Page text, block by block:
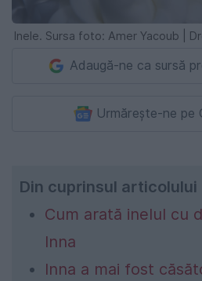
Inele. Sursa foto: Amer Yacoub |
Adaugă-ne ca sursă
Urmărește-ne pe
Din cuprinsul articolului
Cum arată inelul cu
Inna
Inna a mai fost